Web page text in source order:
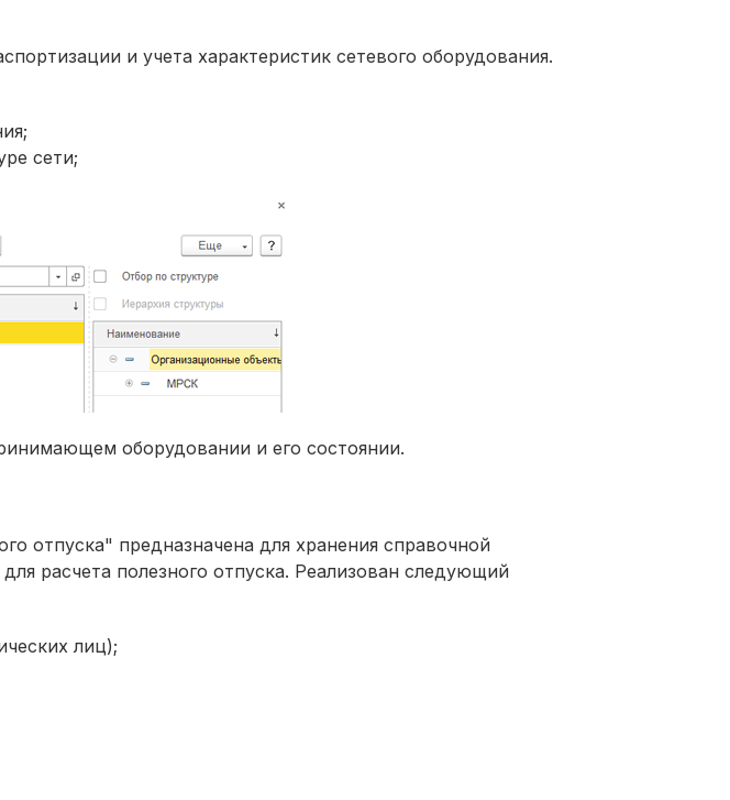
и учета характеристик сетевого оборудования.
сети;
оборудовании и его состоянии.
отпуска" предназначена для хранения справочной
расчета полезного отпуска. Реализован следующий
лиц);